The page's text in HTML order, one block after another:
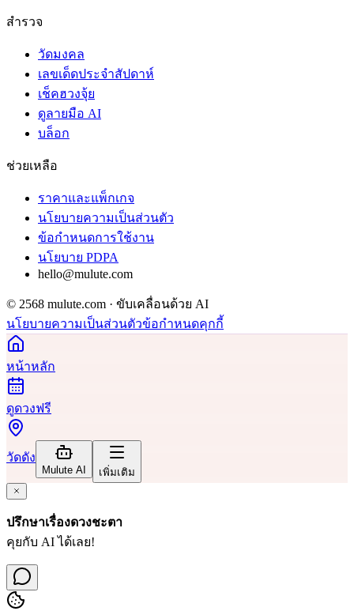
สำรวจ
วัดมงคล
เลขเด็ดประจำสัปดาห์
เช็คฮวงจุ้ย
ดูลายมือ AI
บล็อก
ช่วยเหลือ
ราคาและแพ็กเกจ
นโยบายความเป็นส่วนตัว
ข้อกำหนดการใช้งาน
นโยบาย PDPA
hello@mulute.com
© 2568 mulute.com · ขับเคลื่อนด้วย AI
นโยบายความเป็นส่วนตัวข้อกำหนดคุกกี้
หน้าหลัก
ดูดวงฟรี
วัดดัง
Mulute AI เพิ่มเติม
ปรึกษาเรื่องดวงชะตา
คุยกับ AI ได้เลย!